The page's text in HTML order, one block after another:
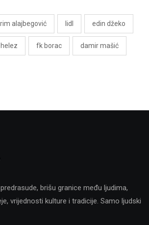
alajbegović lidl edin džeko
fk borac damir mašić
brišu granice među ljudima,
vrijednosti kulture i tradicije. Samo ljudski